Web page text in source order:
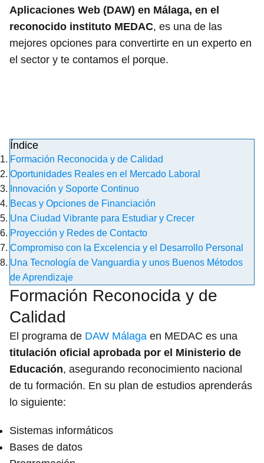
Aplicaciones Web (DAW) en Málaga, en el
reconocido instituto MEDAC, es una de las
mejores opciones para convertirte en un experto en
el sector y te contamos el porque.
Índice
Formación Reconocida y de Calidad
Oportunidades Reales en el Mercado Laboral
Innovación y Soporte Continuo
Becas y Opciones de Financiación
Una Ciudad Vibrante para Estudiar y Crecer
Proyección y Redes de Contacto
Compromiso con la Excelencia y el Desarrollo Personal
Una Tecnología de Vanguardia y unos Buenos Métodos
de Aprendizaje
Formación Reconocida y de
Calidad
El programa de DAW Málaga en MEDAC es una
titulación oficial aprobada por el Ministerio de
Educación, asegurando reconocimiento nacional
de tu formación. En su plan de estudios aprenderás
lo siguiente:
Sistemas informáticos
Bases de datos